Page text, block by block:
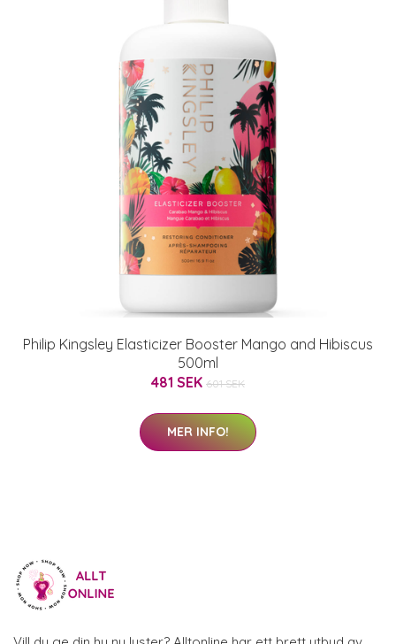
Philip Kingsley Elasticizer Booster Mango and Hibiscus
500ml
481 SEK 601 SEK
MER INFO!